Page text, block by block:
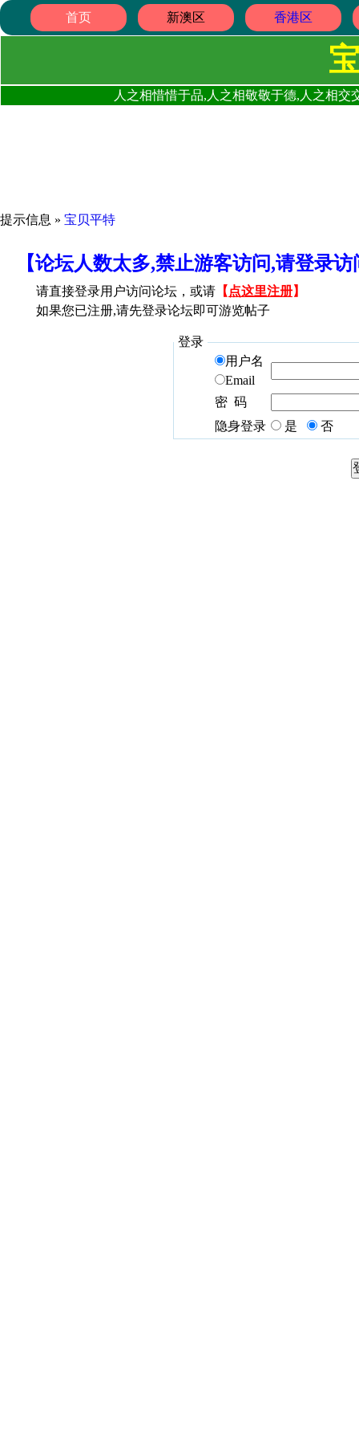
首页 新澳区 香港区
人之相惜惜于品,人之相敬敬于德,人之相
提示信息 » 宝贝平特
【论坛人数太多,禁止游客访问,请登录
请直接登录用户访问论坛，或请 【 点这里注册】
如果您已注册,请先登录论坛即可游览帖子
登录
用户名
Email
密 码
隐身登录
是 否